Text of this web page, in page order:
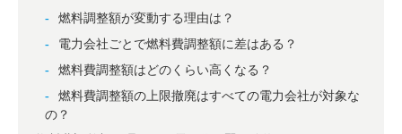
燃料調整額が変動する理由は？
電力会社ごとで燃料費調整額に差はある？
燃料費調整額はどのくらい高くなる？
燃料費調整額の上限撤廃はすべての電力会社が対象な
の？